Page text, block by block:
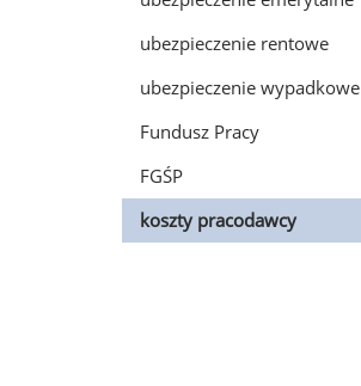
ubezpieczenie rentowe
ubezpieczenie wypadkowe
Fundusz Pracy
FGŚP
koszty pracodawcy